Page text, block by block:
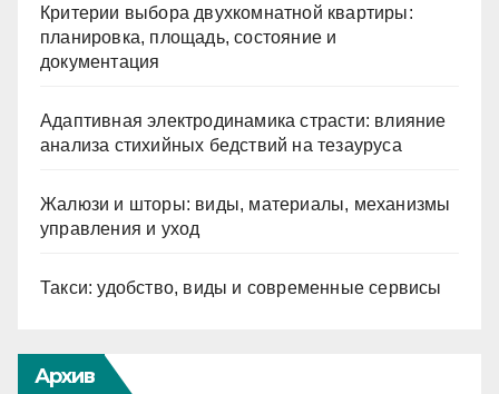
Критерии выбора двухкомнатной квартиры:
планировка, площадь, состояние и
документация
Адаптивная электродинамика страсти: влияние
анализа стихийных бедствий на тезауруса
Жалюзи и шторы: виды, материалы, механизмы
управления и уход
Такси: удобство, виды и современные сервисы
Архив